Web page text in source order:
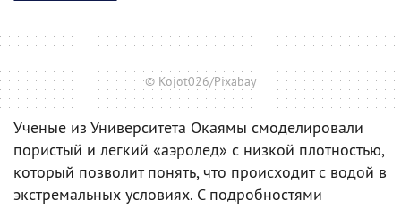
© Kojot026/Pixabay
Ученые из Университета Окаямы смоделировали
пористый и легкий «аэролед» с низкой плотностью,
который позволит понять, что происходит с водой в
экстремальных условиях. С подробностями